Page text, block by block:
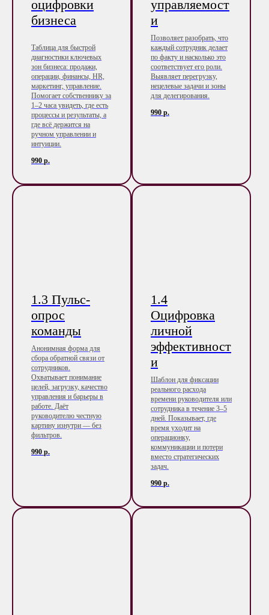
оцифровки
бизнеса
Таблица для быстрой
диагностики ключевых
зон бизнеса: продажи,
операции, финансы, HR,
маркетинг, управление.
Помогает собственнику за
1–2 часа увидеть, где есть
процессы и результаты, а
где всё держится на
ручном управлении и
интуиции.
990 р.
управляемост
и
Позволяет разобрать, что
каждый сотрудник делает
по факту и насколько это
соответствует его роли.
Выявляет перегрузку,
нецелевые задачи и зоны
для делегирования.
990 р.
1.3 Пульс-
опрос
команды
Анонимная форма для
сбора обратной связи от
сотрудников.
Охватывает понимание
целей, загрузку, качество
управления и барьеры в
работе. Даёт
руководителю честную
картину изнутри — без
фильтров.
990 р.
1.4
Оцифровка
личной
эффективност
и
Шаблон для фиксации
реального расхода
времени руководителя или
сотрудника в течение 3–5
дней. Показывает, где
время уходит на
операционку,
коммуникации и потери
вместо стратегических
задач.
990 р.